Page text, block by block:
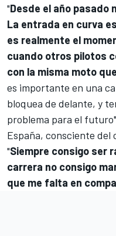
"Desde el año
La entrada en curva
es realmente el
cuando otros pilotos
con la misma moto
es importante en una
bloquea de delante, y
problema para el
España, consciente del
"Siempre consigo ser
carrera no consigo
que me falta en